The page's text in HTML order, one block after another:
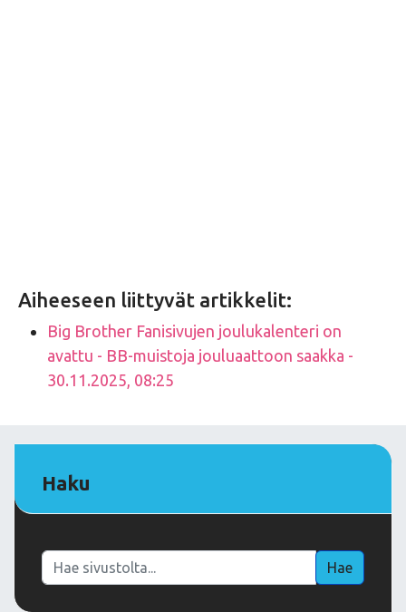
Aiheeseen liittyvät artikkelit:
Big Brother Fanisivujen joulukalenteri on
avattu - BB-muistoja jouluaattoon saakka -
30.11.2025, 08:25
Haku
Haku Hae